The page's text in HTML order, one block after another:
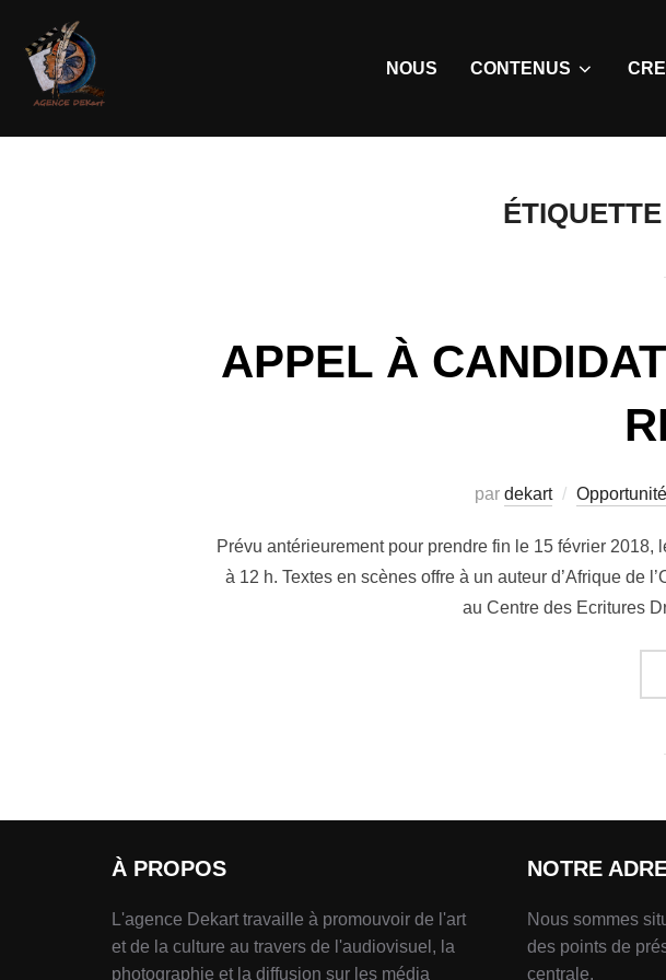
NOUS CONTENUS
APPEL À
par dekart
Prévu antérieurement pour prendre fin le 15 février
à 12 h. Textes en scènes offre à un auteur d’Afrique de
au Centre des Ecritures
À PROPOS
L'agence Dekart travaille à promouvoir de l'art
et de la culture au travers de l'audiovisuel, la
photographie et la diffusion sur les média
NOTRE
Nous sommes
des points de
centrale.